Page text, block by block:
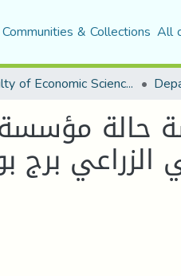
Communities & Collections All
Faculty of Economic Sciences, Commerce and Management Sciences
حالة مؤسسة